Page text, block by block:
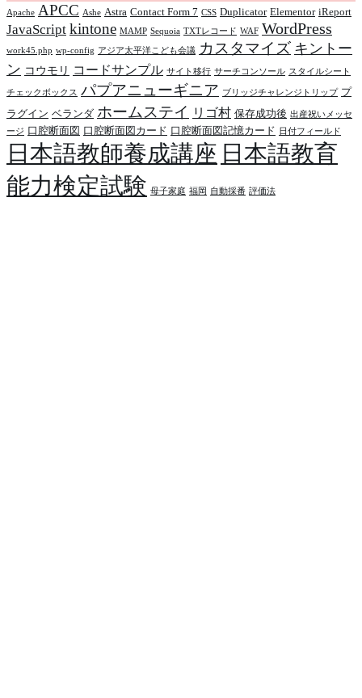
Apache APCC Ashe Astra Contact Form 7 CSS Duplicator Elementor iReport
JavaScript kintone MAMP Sequoia TXTレコード WAF WordPress
work45.php wp-config アジア太平洋こども会議 カスタマイズ キントー
ン コウモリ コードサンプル サイト移行 サーチコンソール スタイルシート
チェックボックス パプアニューギニア ブリッジチャレンジトリップ プ
ラグイン ベランダ ホームステイ リゴ村 保存成功後 出産祝いメッセ
ージ 口腔断面図 口腔断面図カード 口腔断面図記憶カード 日付フィールド
日本語教師養成講座 日本語教育
能力検定試験 母子家庭 福岡 自動採番 評価法